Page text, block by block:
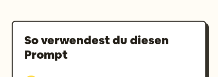
So verwendest du diesen
Prompt